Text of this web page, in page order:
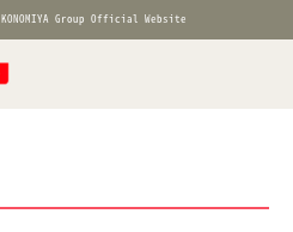
KONOMIYA Group Official Website